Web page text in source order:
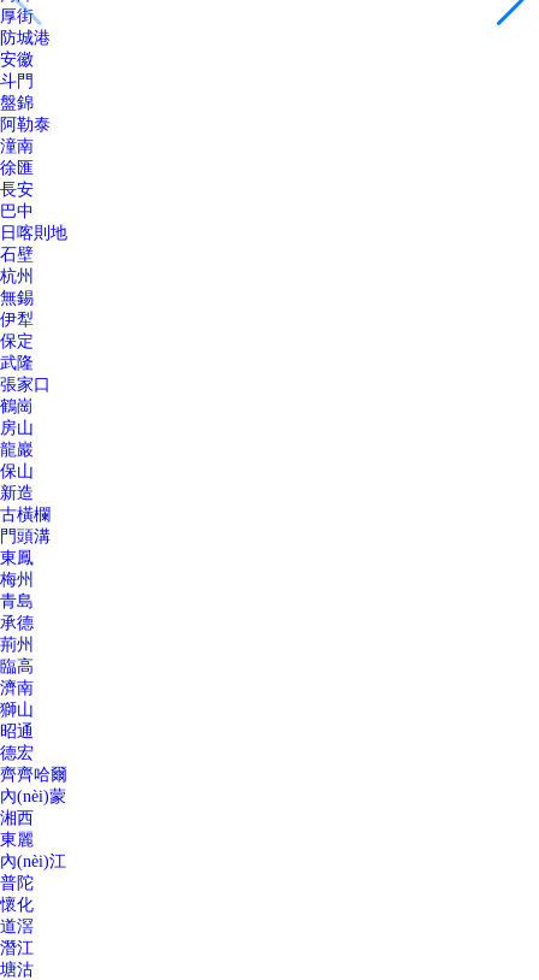
厚街
防城港
安徽
斗門
盤錦
阿勒泰
潼南
徐匯
長安
巴中
日喀則地
石壁
杭州
無錫
伊犁
保定
武隆
張家口
鶴崗
房山
龍巖
保山
新造
古橫欄
門頭溝
東鳳
梅州
青島
承德
荊州
臨高
濟南
獅山
昭通
德宏
齊齊哈爾
內(nèi)蒙
湘西
東麗
內(nèi)江
普陀
懷化
道滘
潛江
塘沽